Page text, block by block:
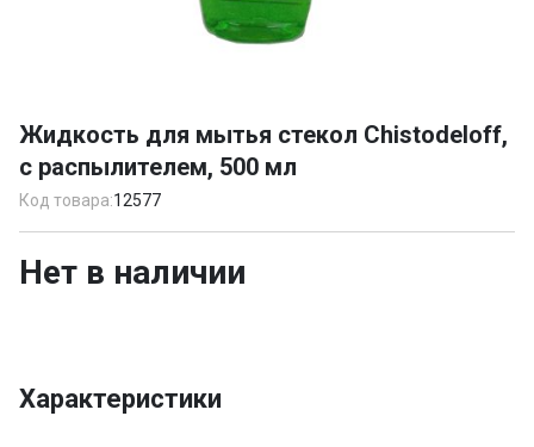
of
1
Жидкость для мытья стекол Chistodeloff,
с распылителем, 500 мл
Код товара:12577
Нет в наличии
Характеристики